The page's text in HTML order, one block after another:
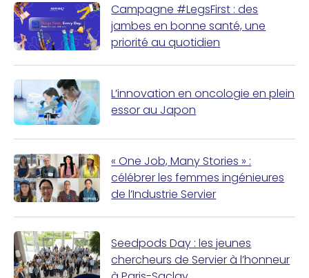
Campagne #LegsFirst : des
jambes en bonne santé, une
priorité au quotidien
L’innovation en oncologie en plein
essor au Japon
« One Job, Many Stories » :
célébrer les femmes ingénieures
de l’Industrie Servier
Seedpods Day : les jeunes
chercheurs de Servier à l’honneur